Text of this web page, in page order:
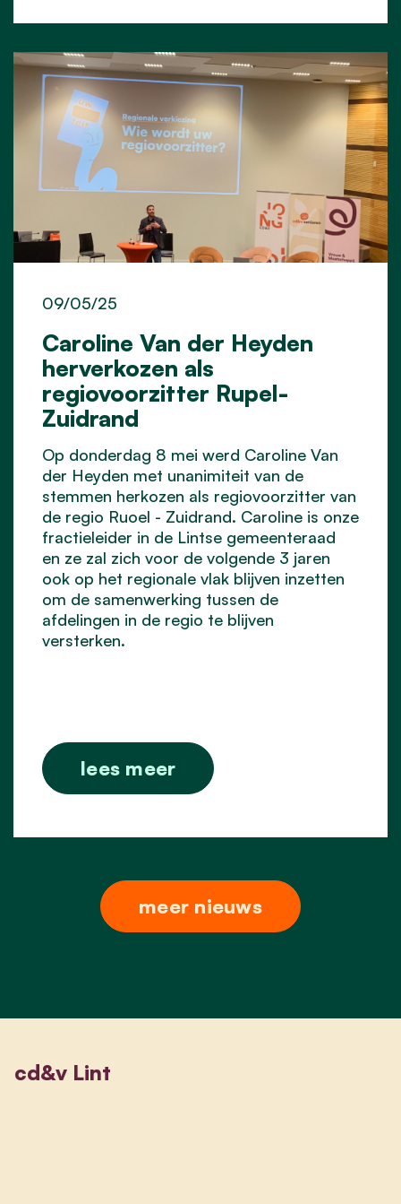
Caroline Van der Heyden
herverkozen als
regiovoorzitter Rupel-
Zuidrand
09/05/25
Op donderdag 8 mei werd Caroline Van
der Heyden met unanimiteit van de
stemmen herkozen als regiovoorzitter van
de regio Ruoel - Zuidrand. Caroline is onze
fractieleider in de Lintse gemeenteraad
en ze zal zich voor de volgende 3 jaren
ook op het regionale vlak blijven inzetten
om de samenwerking tussen de
afdelingen in de regio te blijven
versterken.
lees meer
meer nieuws
cd&v Lint